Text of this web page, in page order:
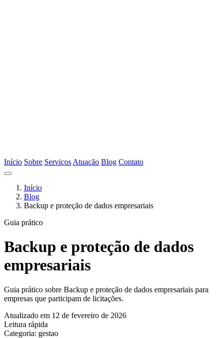
Início Sobre Serviços Atuação Blog Contato
Início
Blog
Backup e proteção de dados empresariais
Guia prático
Backup e proteção de dados
empresariais
Guia prático sobre Backup e proteção de dados empresariais para
empresas que participam de licitações.
Atualizado em 12 de fevereiro de 2026
Leitura rápida
Categoria: gestao